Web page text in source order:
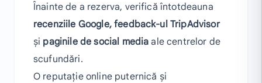
Înainte de a rezerva, verifică întotdeauna
recenziile Google, feedback-ul TripAdvisor
și paginile de social media ale centrelor de
scufundări.
O reputație online puternică și